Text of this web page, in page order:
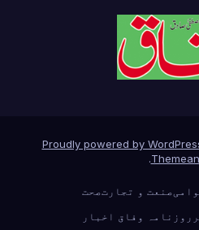
Proudly powered by
.
صنعت و تجارتصحت
روزنامہ وفاق اخبار